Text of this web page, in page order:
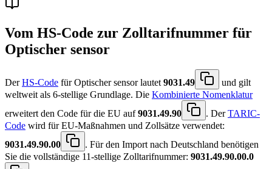
Vom HS-Code zur Zolltarifnummer für
Optischer sensor
DerHS-Code für Optischer sensor lautet9031.49
und gilt
weltweit als 6-stellige Grundlage. Die Kombinierte Nomenklatur
erweitert den Code für die EU auf9031.49.90 . DerTARIC-
Code wird für EU-Maßnahmen und Zollsätze verwendet:
9031.49.90.00
. Für den Import nach Deutschland benötigen
Sie die vollständige 11-stellige Zolltarifnummer: 9031.49.90.00.0